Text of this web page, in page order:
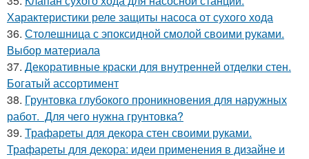
Характеристики реле защиты насоса от сухого хода
36. Столешница с эпоксидной смолой своими руками.
Выбор материала
37. Декоративные краски для внутренней отделки стен.
Богатый ассортимент
38. Грунтовка глубокого проникновения для наружных
работ. Для чего нужна грунтовка?
39. Трафареты для декора стен своими руками.
Трафареты для декора: идеи применения в дизайне и